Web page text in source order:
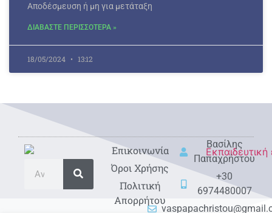
Αποδέσμευση ή μη για μετάταξη
ΔΙΑΒΑΣΤΕ ΠΕΡΙΣΣΟΤΕΡΑ »
18/05/2024 13:12
Eπικοινωνία
Όροι Χρήσης
Πολιτική
Απορρήτου
Βασίλης
Παπαχρήστου
+30
6974480007